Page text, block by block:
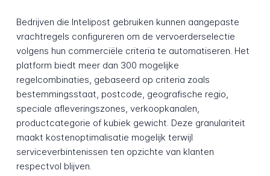
Bedrijven die Intelipost gebruiken kunnen aangepaste
vrachtregels configureren om de vervoerderselectie
volgens hun commerciële criteria te automatiseren. Het
platform biedt meer dan 300 mogelijke
regelcombinaties, gebaseerd op criteria zoals
bestemmingsstaat, postcode, geografische regio,
speciale afleveringszones, verkoopkanalen,
productcategorie of kubiek gewicht. Deze granulariteit
maakt kostenoptimalisatie mogelijk terwijl
serviceverbintenissen ten opzichte van klanten
respectvol blijven.